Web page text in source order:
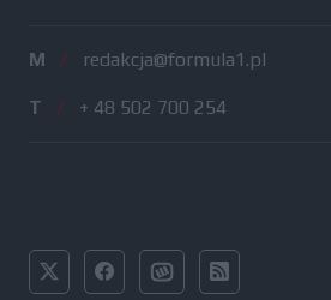
M / redakcja@formula1.pl
T / + 48 502 700 254